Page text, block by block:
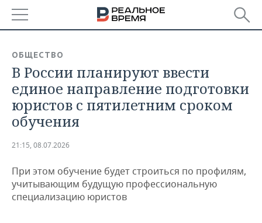
БАШКОРТОСТАН
ТАТАРСТАН
УДМУРТИЯ
НОВОСТИ
АНАЛИТИКА
НОВОСТИ АНАЛИТИКИ
ДЕКЛАРАЦИИ О ДОХОДАХ
КОРОЛИ ГОСЗАКАЗА ПФО
ВУЗЫ ТАТАРСТАНА
ЭКОНОМИКА
НОВОСТИ ЭКОНОМИКИ
ФИНАНСЫ
БАНКИ
ПРОМЫШЛЕННОСТЬ
НОВОСТИ
ПРОМЫШЛЕННОСТИ
НЕДВИЖИМОСТЬ
НОВОСТИ НЕДВИЖИМОСТИ
АВТО
ОБЩЕСТВО
В России планируют ввести
единое направление подготовки
юристов с пятилетним сроком
обучения
21:15, 08.07.2026
При этом обучение будет строиться по профилям,
учитывающим будущую профессиональную
специализацию юристов